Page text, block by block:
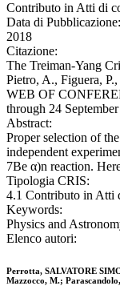
Contributo in Atti di
Data di Pubblicazione:
2018
Citazione:
The Treiman-Yang
Pietro, A., Figuera,
WEB OF
through 24
Abstract:
Proper selection of
independent
7Be α)n reaction.
Tipologia CRIS:
4.1 Contributo in Atti
Keywords:
Physics and
Elenco autori:
Perrotta, SALVATORE
Mazzocco, M.;